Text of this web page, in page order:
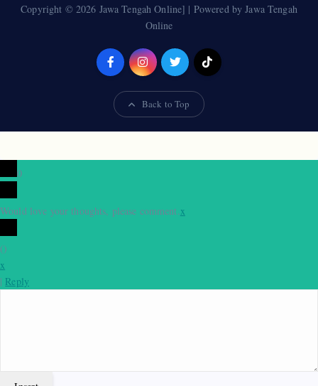
Copyright © 2026 Jawa Tengah Online] | Powered by Jawa Tengah
Online
Back to Top
0
Would love your thoughts, please comment.x
()
x
| Reply